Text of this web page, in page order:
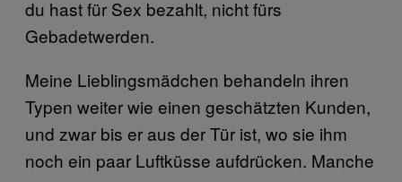
du hast für Sex bezahlt, nicht fürs
Gebadetwerden.
Meine Lieblingsmädchen behandeln ihren
Typen weiter wie einen geschätzten Kunden,
und zwar bis er aus der Tür ist, wo sie ihm
noch ein paar Luftküsse aufdrücken. Manche